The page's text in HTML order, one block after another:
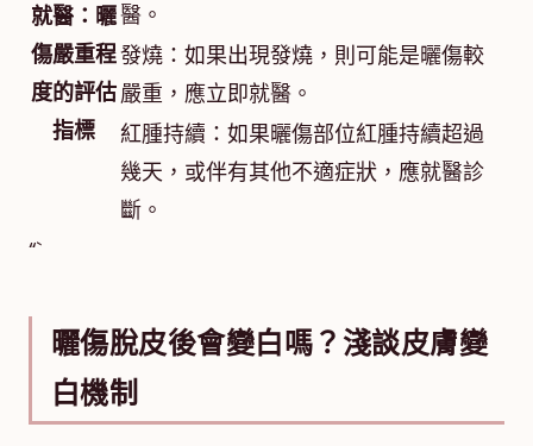
就醫：曬
傷嚴重程
度的評估
指標
醫。
發燒：如果出現發燒，則可能是曬傷較
嚴重，應立即就醫。
紅腫持續：如果曬傷部位紅腫持續超過
幾天，或伴有其他不適症狀，應就醫診
斷。
“`
曬傷脫皮後會變白嗎？淺談皮膚變
白機制